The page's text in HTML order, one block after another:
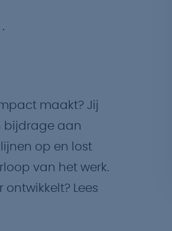
maakt? Jij
bijdrage aan
op en lost
van het werk.
Lees